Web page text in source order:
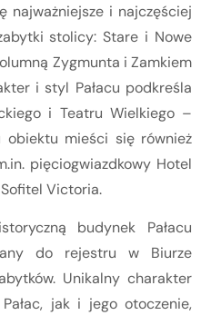
najważniejsze i najczęściej
stolicy: Stare i Nowe
Zygmunta i Zamkiem
i styl Pałacu podkreśla
i Teatru Wielkiego –
obiektu mieści się również
pięciogwiazdkowy Hotel
Victoria.
budynek Pałacu
do rejestru w Biurze
Unikalny charakter
jak i jego otoczenie,